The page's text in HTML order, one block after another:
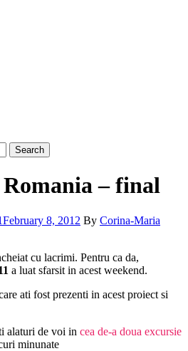
Romania – final
February 8, 2012 By Corina-Maria
cu lacrimi. Pentru ca da,
a luat sfarsit in acest weekend.
ati fost prezenti in acest proiect si
alaturi de voi in cea de-a doua excursie
minunate